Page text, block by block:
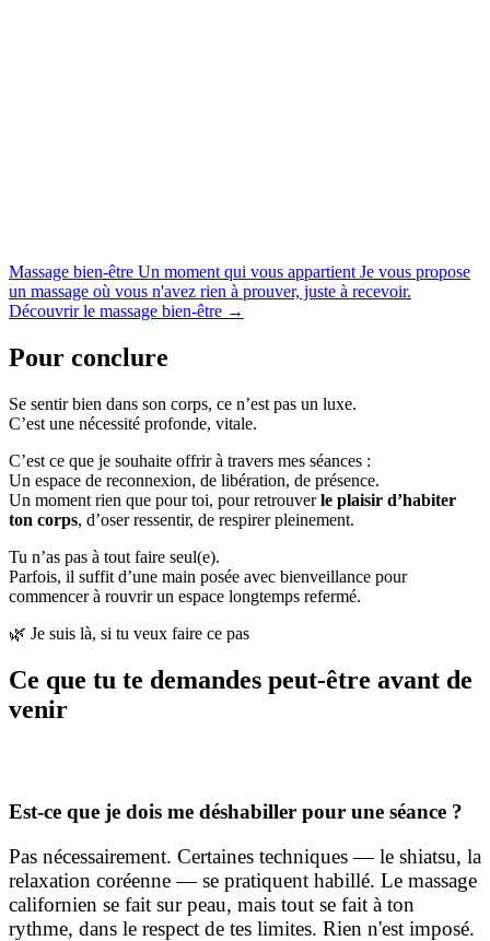
Massage bien-être Un moment qui vous appartient Je vous propose
un massage où vous n'avez rien à prouver, juste à recevoir.
Découvrir le massage bien-être →
Pour conclure
Se sentir bien dans son corps, ce n’est pas un luxe.
C’est une nécessité profonde, vitale.
C’est ce que je souhaite offrir à travers mes séances :
Un espace de reconnexion, de libération, de présence.
Un moment rien que pour toi, pour retrouverle plaisir d’habiter
ton corps, d’oser ressentir, de respirer pleinement.
Tu n’as pas à tout faire seul(e).
Parfois, il suffit d’une main posée avec bienveillance pour
commencer à rouvrir un espace longtemps refermé.
🌿 Je suis là, si tu veux faire ce pas
Ce que tu te demandes peut-être avant de
venir
Est-ce que je dois me déshabiller pour une séance ?
Pas nécessairement. Certaines techniques — le shiatsu, la
relaxation coréenne — se pratiquent habillé. Le massage
californien se fait sur peau, mais tout se fait à ton
rythme, dans le respect de tes limites. Rien n'est imposé.